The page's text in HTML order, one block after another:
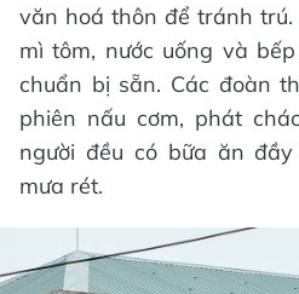
văn hoá thôn để tránh
mì tôm, nước uống và
chuẩn bị sẵn. Các đoàn
phiên nấu cơm, phát
người đều có bữa ăn
mưa rét.